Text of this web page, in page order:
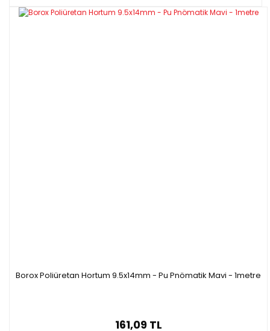
Borox Poliüretan Hortum 9.5x14mm - Pu Pnömatik Mavi - 1metre
161,09 TL